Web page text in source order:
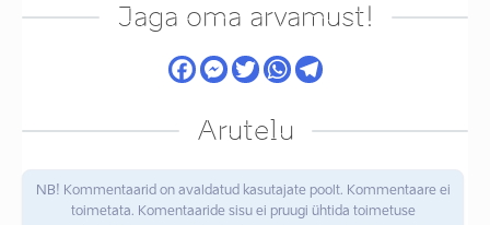
Jaga oma arvamust!
Arutelu
NB! Kommentaarid on avaldatud kasutajate poolt. Kommentaare ei
toimetata. Komentaaride sisu ei pruugi ühtida toimetuse